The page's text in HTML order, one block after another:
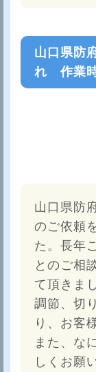
山口県防
れ 作業
山口県防
のご依頼
た。長年
とのご相
て頂きま
調節、切
り、お客
また、な
しくお願